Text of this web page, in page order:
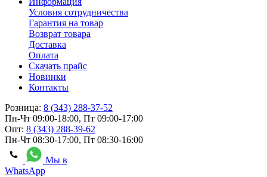
Условия сотрудничества
Гарантия на товар
Возврат товара
Доставка
Оплата
Скачать прайс
Новинки
Контакты
Розница: 8 (343) 288-37-52
Пн-Чт 09:00-18:00, Пт 09:00-17:00
Опт: 8 (343) 288-39-62
Пн-Чт 08:30-17:00, Пт 08:30-16:00
Мы в
WhatsApp